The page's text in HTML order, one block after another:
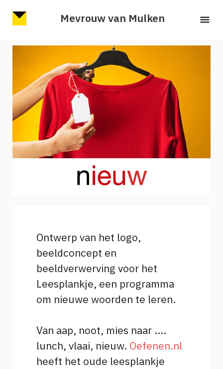
Mevrouw van Mulken
Ontwerp van het logo,
beeldconcept en
beeldverwerving voor het
Leesplankje, een programma
om nieuwe woorden te leren.
Van aap, noot, mies naar ....
lunch, vlaai, nieuw. Oefenen.nl
heeft het oude leesplankje